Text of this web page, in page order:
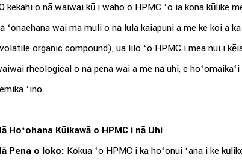
kekahi o nā waiwai kū i waho o HPMC ʻo ia kona kūlike
ʻōnaehana wai ma muli o nā lula kaiapuni a me ke koi a
organic compound), ua lilo ʻo HPMC i mea nui i
rheological o nā pena wai a me nā uhi, e
ʻino.
Hoʻohana Kūikawā o HPMC i nā Uhi
Pena o loko: Kōkua ʻo HPMC i ka hoʻonui ʻana i ke